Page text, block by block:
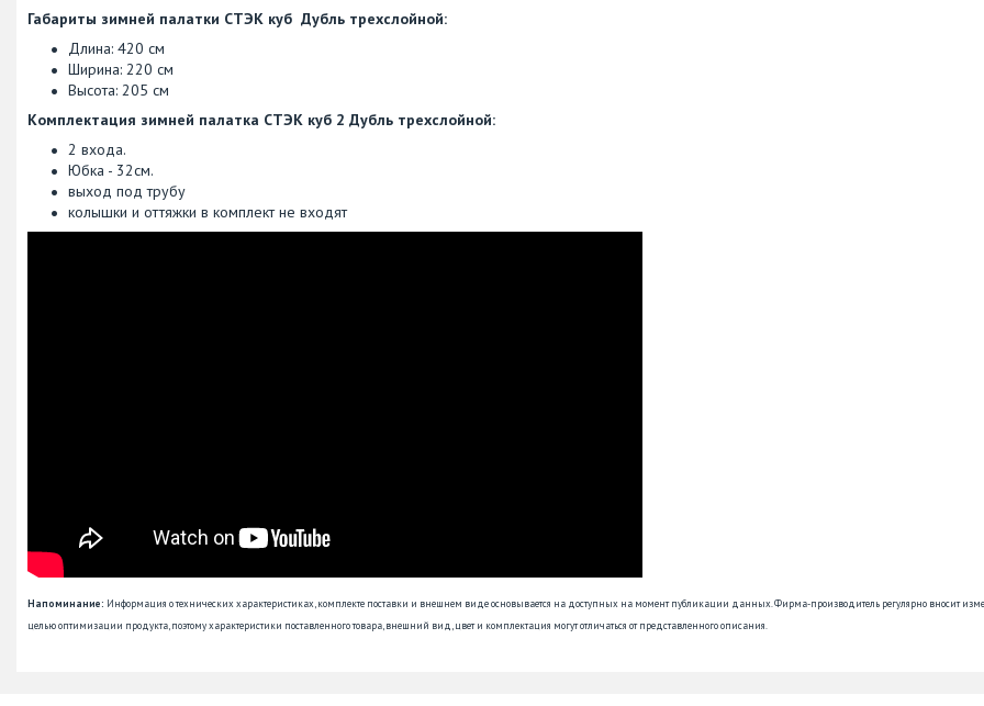
Габариты зимней палатки СТЭК куб Дубль трехслойной:
Длина: 420 см
Ширина: 220 см
Высота: 205 см
Комплектация зимней палатка СТЭК куб 2 Дубль трехслойной:
2 входа.
Юбка - 32см.
выход под трубу
колышки и оттяжки в комплект не входят
Напоминание: Информация о технических характеристиках, комплекте поставки и внешнем виде основывается на доступных на момент публикации данных. Фирма-производитель регулярно вносит
целью оптимизации продукта, поэтому характеристики поставленного товара, внешний вид, цвет и комплектация могут отличаться от представленного описания.